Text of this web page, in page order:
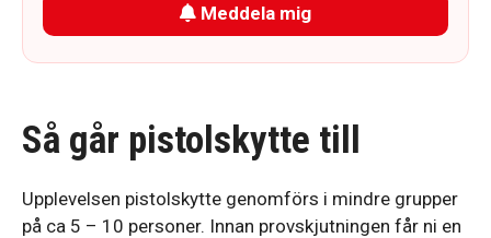
Meddela mig
Så går pistolskytte till
Upplevelsen pistolskytte genomförs i mindre grupper
på ca 5 – 10 personer. Innan provskjutningen får ni en